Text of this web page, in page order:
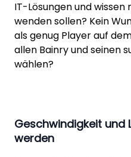
IT-Lösungen und wissen
wenden sollen? Kein
als genug Player auf
allen Bainry und seinen
wählen?
Geschwindigkeit und
werden